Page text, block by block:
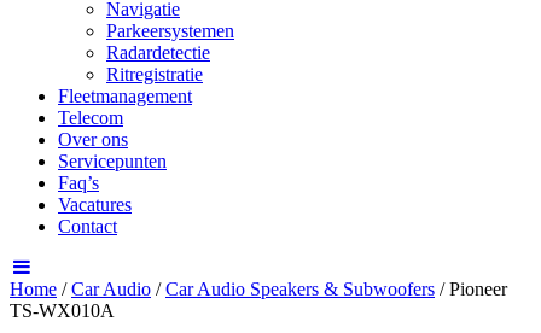
Navigatie
Parkeersystemen
Radardetectie
Ritregistratie
Fleetmanagement
Telecom
Over ons
Servicepunten
Faq’s
Vacatures
Contact
Home /Car Audio /Car Audio Speakers & Subwoofers / Pioneer
TS-WX010A